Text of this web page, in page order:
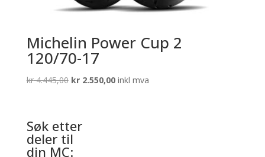
Michelin Power Cup 2
120/70-17
kr4.445,00 Opprinnelig
kr2.550,00Nåværende
inkl mva
Søk etter
deler til
din MC: